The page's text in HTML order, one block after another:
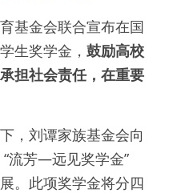
基金会联合宣布在国
生奖学金， 鼓励高校
担社会责任，在重要
，刘谭家族基金会向
流芳—远见奖学金”
。此项奖学金将分四